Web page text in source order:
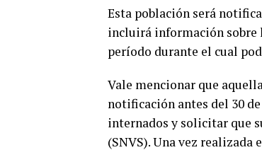
Esta población será
incluirá información sobre
período durante el cual
Vale mencionar que
notificación antes del 30
internados y solicitar que
(SNVS). Una vez